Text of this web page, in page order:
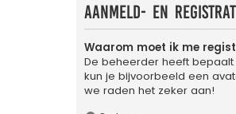
Aanmeld- en
Waarom moet ik me
De beheerder heeft
kun je bijvoorbeeld een
we raden het zeker aan!